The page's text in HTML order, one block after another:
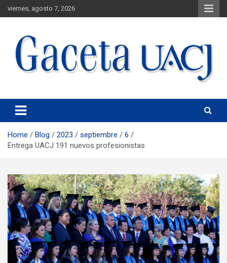
viernes, agosto 7, 2026
Gaceta UACJ
Home Blog 2023 septiembre
6
Entrega UACJ 191 nuevos profesionistas